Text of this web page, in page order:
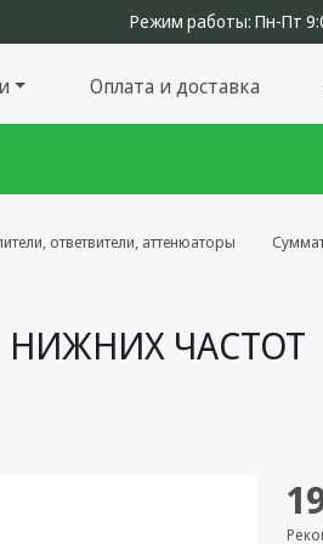
Режим работы: Пн-Пт
Оплата и доставка
ответвители, аттенюаторы
НИЖНИХ ЧАСТОТ